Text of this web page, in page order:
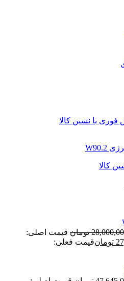
تومان قیمت اصلی:
تومانقیمت فعلی: